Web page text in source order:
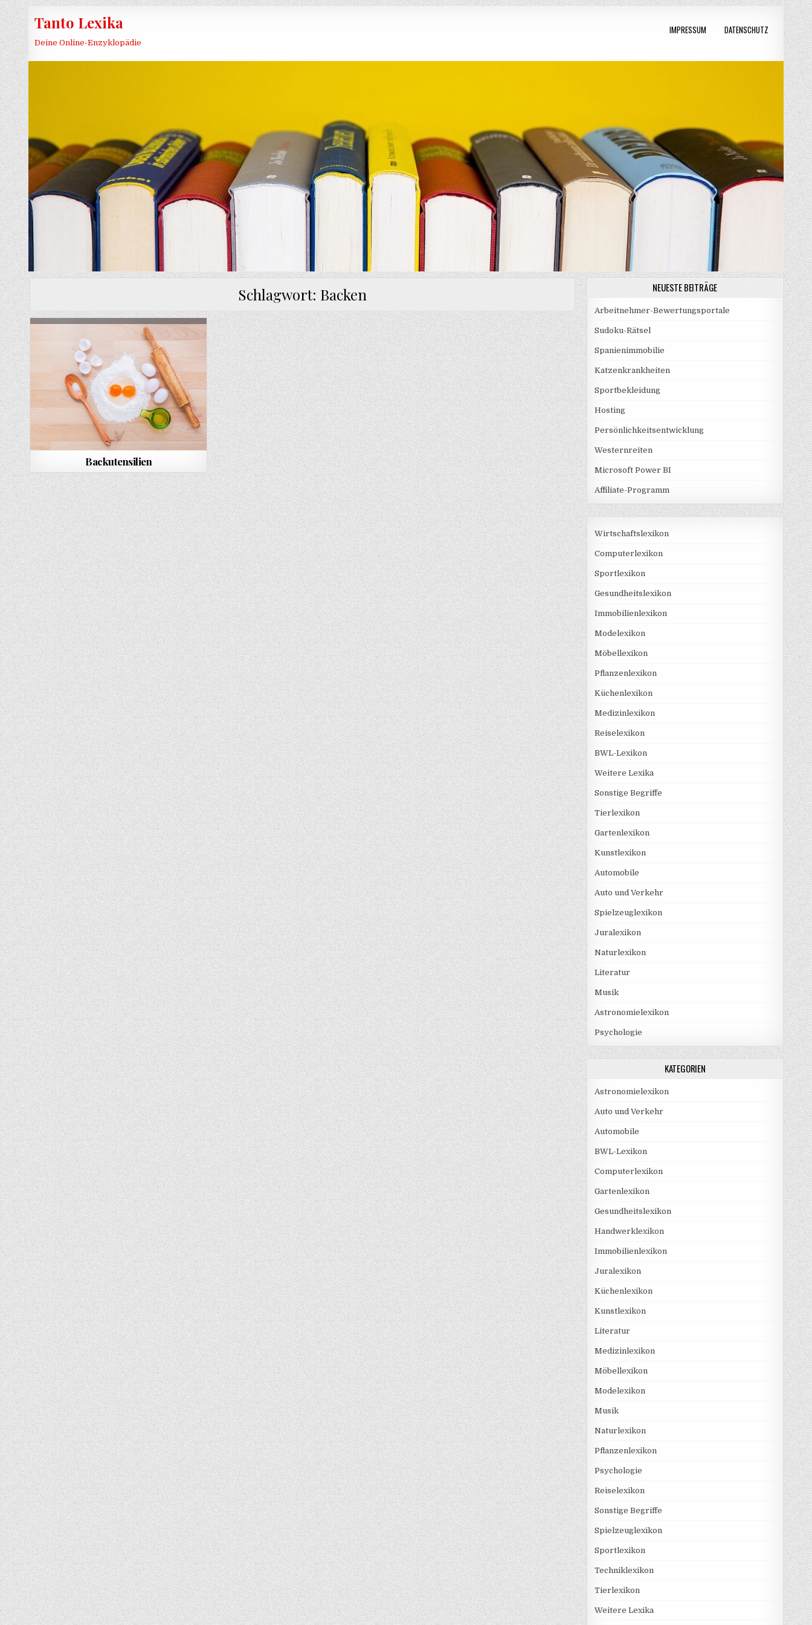
Skip to content
Tanto Lexika
Deine Online-Enzyklopädie
IMPRESSUM DATENSCHUTZ
Schlagwort: Backen
Backutensilien
NEUESTE BEITRÄGE
Arbeitnehmer-Bewertungsportale
Sudoku-Rätsel
Spanienimmobilie
Katzenkrankheiten
Sportbekleidung
Hosting
Persönlichkeitsentwicklung
Westernreiten
Microsoft Power BI
Affiliate-Programm
Wirtschaftslexikon
Computerlexikon
Sportlexikon
Gesundheitslexikon
Immobilienlexikon
Modelexikon
Möbellexikon
Pflanzenlexikon
Küchenlexikon
Medizinlexikon
Reiselexikon
BWL-Lexikon
Weitere Lexika
Sonstige Begriffe
Tierlexikon
Gartenlexikon
Kunstlexikon
Automobile
Auto und Verkehr
Spielzeuglexikon
Juralexikon
Naturlexikon
Literatur
Musik
Astronomielexikon
Psychologie
KATEGORIEN
Astronomielexikon
Auto und Verkehr
Automobile
BWL-Lexikon
Computerlexikon
Gartenlexikon
Gesundheitslexikon
Handwerklexikon
Immobilienlexikon
Juralexikon
Küchenlexikon
Kunstlexikon
Literatur
Medizinlexikon
Möbellexikon
Modelexikon
Musik
Naturlexikon
Pflanzenlexikon
Psychologie
Reiselexikon
Sonstige Begriffe
Spielzeuglexikon
Sportlexikon
Techniklexikon
Tierlexikon
Weitere Lexika